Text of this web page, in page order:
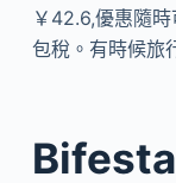
￥42.6,優惠隨
包稅。有時候旅